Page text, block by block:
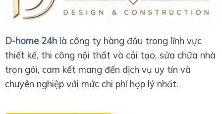
D-home 24h là công ty hàng đầu trong lĩnh vực
thiết kế, thi công nội thất và cải tạo, sửa chữa nhà
trọn gói, cam kết mang đến dịch vụ uy tín và
chuyên nghiệp với mức chi phí hợp lý nhất.